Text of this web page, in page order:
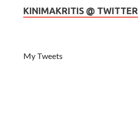
KINIMAKRITIS @ TWITTER
My Tweets